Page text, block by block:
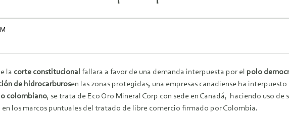
la corte constitucional fallara a favor de una demanda interpuesta por el polo
de hidrocarburosen las zonas protegidas, una empresas canadiense ha
colombiano, se trata de Eco Oro Mineral Corp con sede en Canadá, haciendo uso de
los marcos puntuales del tratado de libre comercio firmado por Colombia.